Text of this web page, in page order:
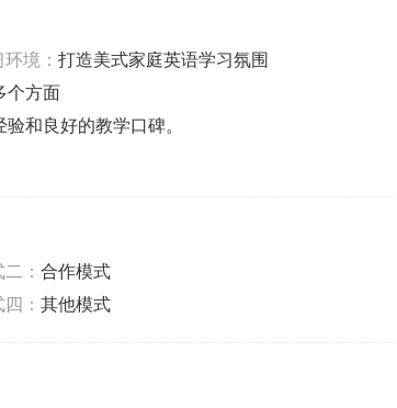
境： 打造美式家庭英语学习氛围
个方面
和良好的教学口碑。
： 合作模式‌
： 其他模式‌